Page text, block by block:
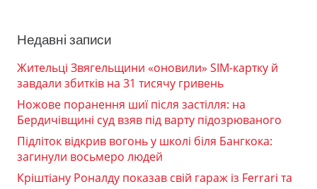
Недавні записи
Жительці Звягельщини «оновили» SIM-картку й
завдали збитків на 31 тисячу гривень
Ножове поранення шиї після застілля: на
Бердичівщині суд взяв під варту підозрюваного
Підліток відкрив вогонь у школі біля Бангкока:
загинули восьмеро людей
Кріштіану Роналду показав свій гараж із Ferrari та